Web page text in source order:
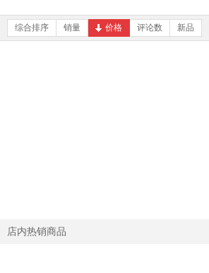
综合排序 销量 价格 评论数 新品
店内热销商品